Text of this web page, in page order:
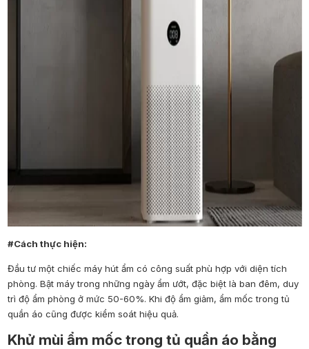
#Cách thực hiện:
Đầu tư một chiếc máy hút ẩm có công suất phù hợp với diện tích
phòng. Bật máy trong những ngày ẩm ướt, đặc biệt là ban đêm, duy
trì độ ẩm phòng ở mức 50-60%. Khi độ ẩm giảm, ẩm mốc trong tủ
quần áo cũng được kiểm soát hiệu quả.
Khử mùi ẩm mốc trong tủ quần áo bằng